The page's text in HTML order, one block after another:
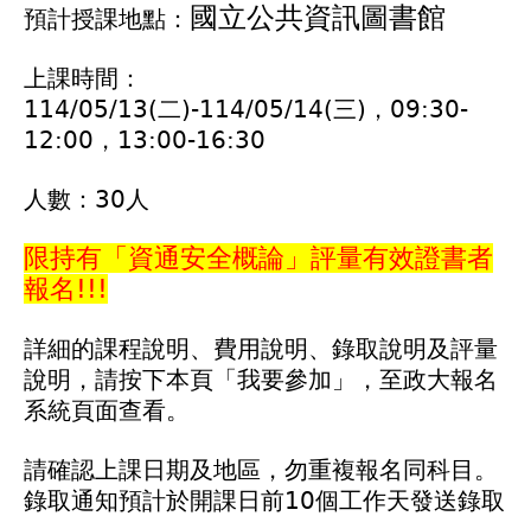
預計授課地點： 國立公共資訊圖書館
上課時間：
114/05/13(二)-114/05/14(三)，09:30-
12:00，13:00-16:30
人數：30人
限持有「資通安全概論」評量有效證書者
報名!!!
詳細的課程說明、費用說明、錄取說明及評量
說明，請按下本頁「我要參加」，至政大報名
系統頁面查看。
請確認上課日期及地區，勿重複報名同科目。
錄取通知預計於開課日前10個工作天發送錄取